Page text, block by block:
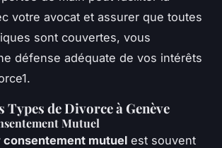
votre avocat et assurer que toutes
sont couvertes, vous
défense adéquate de vos intérêts
Types de Divorce à Genève
Mutuel
consentement mutuel est souvent